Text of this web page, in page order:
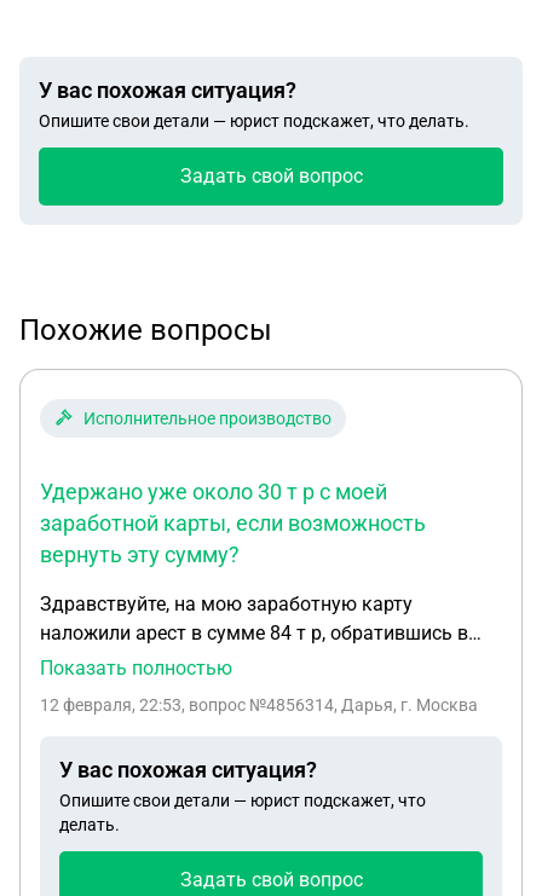
У вас похожая ситуация?
Опишите свои детали — юрист подскажет, что делать.
Задать свой вопрос
Похожие вопросы
Исполнительное производство
Удержано уже около 30 т р с моей
заработной карты, если возможность
вернуть эту сумму?
Здравствуйте, на мою заработную карту
наложили арест в сумме 84 т р, обратившись в
банк мне объяснили , что коллекторское
поступило наложение ареста денежных средств. В
госуслугах не отображается. Я не получала
никаких дат о суде и решения исходного, по этим
причинам я не присутствовала на суде и не имела
Показать полностью
12 февраля, 22:53, вопрос №4856314, Дарья, г. Москва
У вас похожая ситуация?
Опишите свои детали — юрист подскажет, что
делать.
Задать свой вопрос